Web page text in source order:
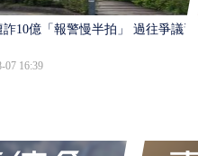
10億「報警慢半拍」 過往爭議遭
07 16:39